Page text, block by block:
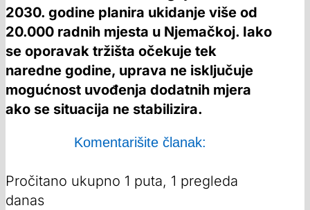
2030. godine planira ukidanje više od
20.000 radnih mjesta u Njemačkoj. Iako
se oporavak tržišta očekuje tek
naredne godine, uprava ne isključuje
mogućnost uvođenja dodatnih mjera
ako se situacija ne stabilizira.
Komentarišite članak:
Pročitano ukupno 1 puta, 1 pregleda
danas